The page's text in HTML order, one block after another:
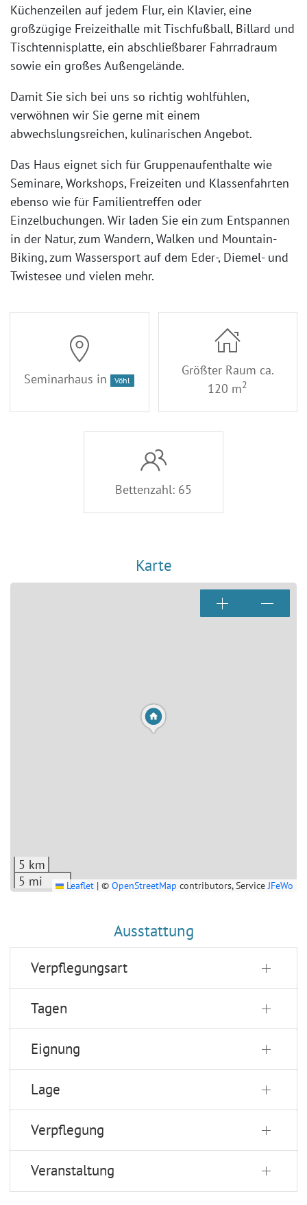
Küchenzeilen auf jedem Flur, ein Klavier, eine
großzügige Freizeithalle mit Tischfußball, Billard und
Tischtennisplatte, ein abschließbarer Fahrradraum
sowie ein großes Außengelände.
Damit Sie sich bei uns so richtig wohlfühlen,
verwöhnen wir Sie gerne mit einem
abwechslungsreichen, kulinarischen Angebot.
Das Haus eignet sich für Gruppenaufenthalte wie
Seminare, Workshops, Freizeiten und Klassenfahrten
ebenso wie für Familientreffen oder
Einzelbuchungen. Wir laden Sie ein zum Entspannen
in der Natur, zum Wandern, Walken und Mountain-
Biking, zum Wassersport auf dem Eder-, Diemel- und
Twistesee und vielen mehr.
Seminarhaus in Vöhl
Größter Raum ca.
120 m2
Bettenzahl: 65
Karte
5 km
5 mi
Leaflet | © OpenStreetMap contributors, ServiceJFeWo
Ausstattung
Verpflegungsart
Tagen
Eignung
Lage
Verpflegung
Veranstaltung